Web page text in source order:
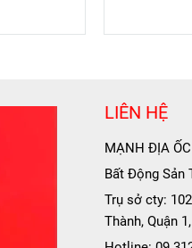
LIÊN HỆ
MẠNH ĐỊA
Bất Động Sản
Trụ sở cty:
Thành, Quận